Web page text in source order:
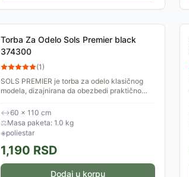
Torba Za Odelo Sols Premier black
374300
(1)
SOLS PREMIER je torba za odelo klasičnog
modela, dizajnirana da obezbedi praktično
izdržljivog poliestera,...
↔60 × 110 cm
⚖Masa paketa: 1.0 kg
◈poliestar
1,190 RSD
Dodaj u korpu